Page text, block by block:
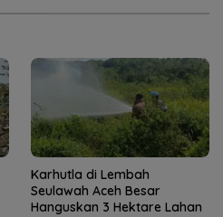
Karhutla di Lembah
Seulawah Aceh Besar
Hanguskan 3 Hektare Lahan